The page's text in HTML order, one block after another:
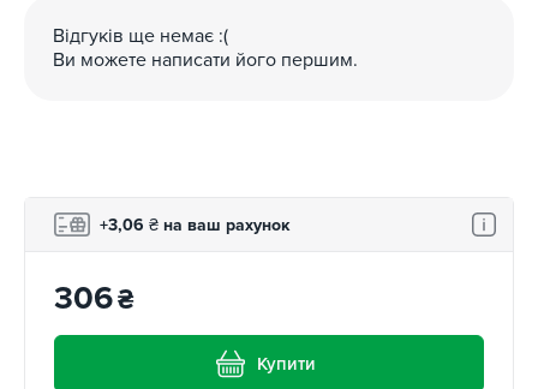
Відгуків ще немає :(
Ви можете написати його першим.
+3,06 ₴ на ваш рахунок
306₴
Купити